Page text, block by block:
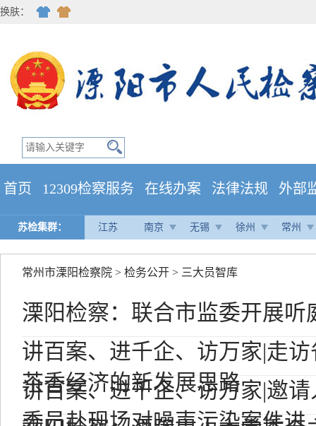
换肤：
首页 12309检察服务 在线办案 法律法规 外部
苏检集群： 江苏 南京 无锡 徐州 常州
常州市溧阳检察院 > 检务公开 > 三大员智库
溧阳检察：联合市监委开展听
讲百案、进千企、访万家|走
茶香经济的新发展思路
讲百案、进千企、访万家|邀